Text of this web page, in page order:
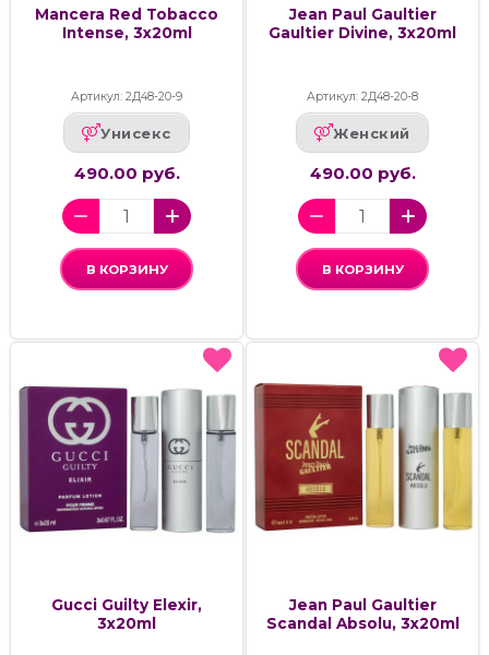
Mancera Red Tobacco
Intense, 3x20ml
Артикул: 2Д48-20-9
Унисекс
490.00 руб.
В КОРЗИНУ
Jean Paul Gaultier
Gaultier Divine, 3x20ml
Артикул: 2Д48-20-8
Женский
490.00 руб.
В КОРЗИНУ
Gucci Guilty Elexir,
3x20ml
Jean Paul Gaultier
Scandal Absolu, 3x20ml